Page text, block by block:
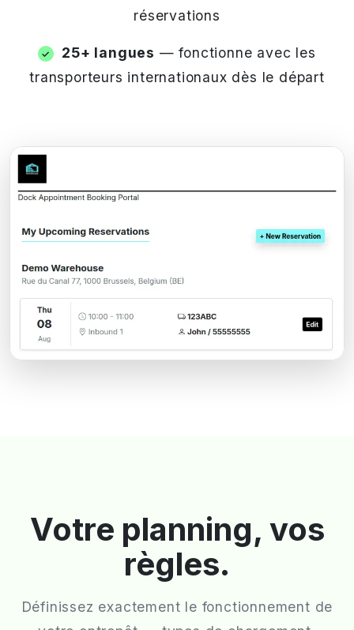
réservations
25+ langues — fonctionne avec les
transporteurs internationaux dès le départ
Votre planning, vos
règles.
Définissez exactement le fonctionnement de